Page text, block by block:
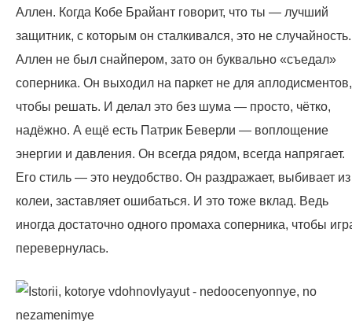
Аллен. Когда Кобе Брайант говорит, что ты — лучший
защитник, с которым он сталкивался, это не случайность.
Аллен не был снайпером, зато он буквально «съедал»
соперника. Он выходил на паркет не для
чтобы решать. И делал это без шума — просто, чётко,
надёжно. А ещё есть Патрик Беверли — воплощение
энергии и давления. Он всегда рядом, всегда напрягает.
Его стиль — это неудобство. Он раздражает, выбивает из
колеи, заставляет ошибаться. И это тоже вклад. Ведь
иногда достаточно одного промаха соперника, чтобы
перевернулась.